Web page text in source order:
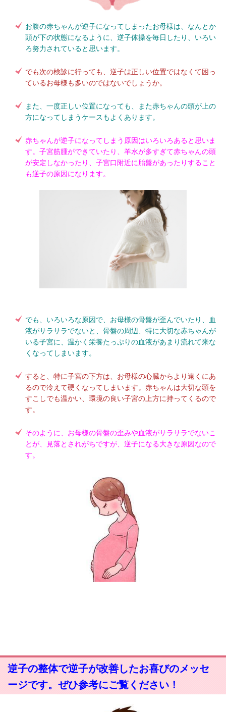
お腹の赤ちゃんが逆子になってしまったお母様は、なんとか
頭が下の状態になるように、逆子体操を毎日したり、いろい
ろ努力されていると思います。
でも次の検診に行っても、逆子は正しい位置ではなくて困っ
ているお母様も多いのではないでしょうか。
また、一度正しい位置になっても、また赤ちゃんの頭が上の
方になってしまうケースもよくあります。
赤ちゃんが逆子になってしまう原因はいろいろあると思いま
す。子宮筋腫ができていたり、羊水が多すぎて赤ちゃんの頭
が安定しなかったり、子宮口附近に胎盤があったりすること
も逆子の原因になります。
でも、いろいろな原因で、お母様の骨盤が歪んでいたり、血
液がサラサラでないと、骨盤の周辺、特に大切な赤ちゃんが
いる子宮に、温かく栄養たっぷりの血液があまり流れて来な
くなってしまいます。
すると、特に子宮の下方は、お母様の心臓からより遠くにあ
るので冷えて硬くなってしまいます。赤ちゃんは大切な頭を
すこしでも温かい、環境の良い子宮の上方に持ってくるので
す。
そのように、お母様の骨盤の歪みや血液がサラサラでないこ
とが、見落とされがちですが、逆子になる大きな原因なので
す。
逆子の整体で逆子が改善したお喜びのメッセ
ージです。ぜひ参考にご覧ください！